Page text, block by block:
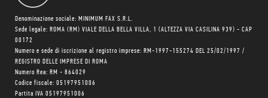
Denominazione sociale: MINIMUM FAX S.R.L.
Sede legale: ROMA (RM) VIALE DELLA BELLA VILLA, 1 (ALTEZZA VIA CASILINA 939) - CAP
00172
Numero e sede di iscrizione al registro imprese: RM-1997-155274 DEL 25/02/1997 /
REGISTRO DELLE IMPRESE DI ROMA
Numero Rea: RM - 864029
Codice fiscale: 05197951006
Partita IVA 05197951006